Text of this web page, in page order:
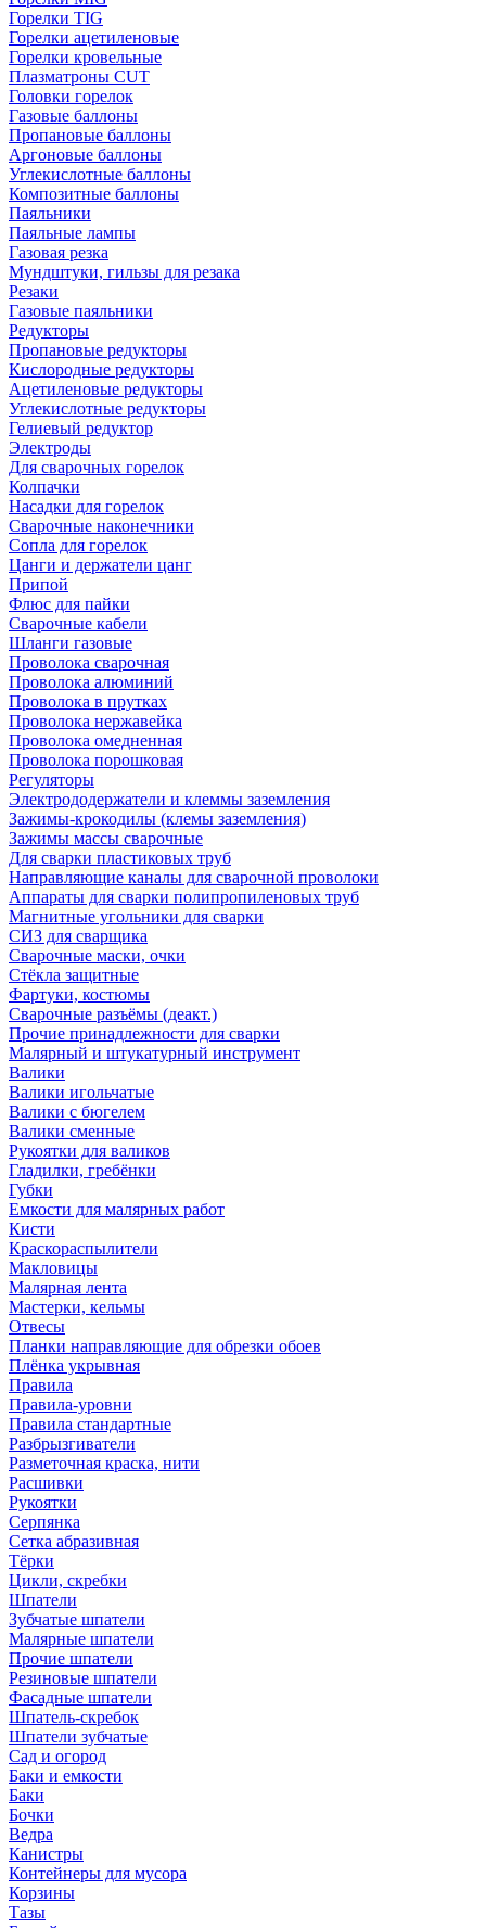
Горелки TIG
Горелки ацетиленовые
Горелки кровельные
Плазматроны CUT
Головки горелок
Газовые баллоны
Пропановые баллоны
Аргоновые баллоны
Углекислотные баллоны
Композитные баллоны
Паяльники
Паяльные лампы
Газовая резка
Мундштуки, гильзы для резака
Резаки
Газовые паяльники
Редукторы
Пропановые редукторы
Кислородные редукторы
Ацетиленовые редукторы
Углекислотные редукторы
Гелиевый редуктор
Электроды
Для сварочных горелок
Колпачки
Насадки для горелок
Сварочные наконечники
Сопла для горелок
Цанги и держатели цанг
Припой
Флюс для пайки
Сварочные кабели
Шланги газовые
Проволока сварочная
Проволока алюминий
Проволока в прутках
Проволока нержавейка
Проволока омедненная
Проволока порошковая
Регуляторы
Электрододержатели и клеммы заземления
Зажимы-крокодилы (клемы заземления)
Зажимы массы сварочные
Для сварки пластиковых труб
Направляющие каналы для сварочной проволоки
Аппараты для сварки полипропиленовых труб
Магнитные угольники для сварки
СИЗ для сварщика
Сварочные маски, очки
Стёкла защитные
Фартуки, костюмы
Сварочные разъёмы (деакт.)
Прочие принадлежности для сварки
Малярный и штукатурный инструмент
Валики
Валики игольчатые
Валики с бюгелем
Валики сменные
Рукоятки для валиков
Гладилки, гребёнки
Губки
Емкости для малярных работ
Кисти
Краскораспылители
Макловицы
Малярная лента
Мастерки, кельмы
Отвесы
Планки направляющие для обрезки обоев
Плёнка укрывная
Правила
Правила-уровни
Правила стандартные
Разбрызгиватели
Разметочная краска, нити
Расшивки
Рукоятки
Серпянка
Сетка абразивная
Тёрки
Цикли, скребки
Шпатели
Зубчатые шпатели
Малярные шпатели
Прочие шпатели
Резиновые шпатели
Фасадные шпатели
Шпатель-скребок
Шпатели зубчатые
Сад и огород
Баки и емкости
Баки
Бочки
Ведра
Канистры
Контейнеры для мусора
Корзины
Тазы